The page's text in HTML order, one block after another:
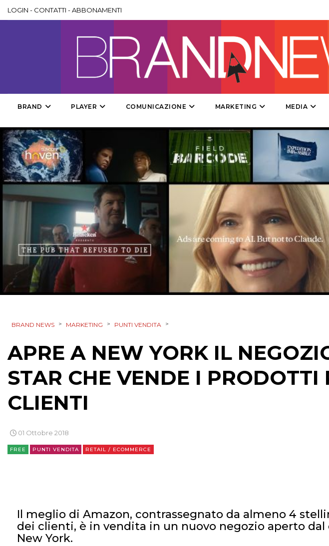
DESIGN
EVENTI
MOBILE
PROMOZIONI
PRODOTTI
PUNTI VENDITA
STRATEGIE
CINEMA
DIGITALE
RADIO / AUDIO
TV
PREVISIONI/SCENARI
LOGIN - CONTATTI -ABBONAMENTI
BRAND PLAYER COMUNICAZIONE MARKETING MEDIA
BRAND NEWS > MARKETING > PUNTI VENDITA >
APRE A NEW YORK IL
STAR CHE VENDE I
CLIENTI
01 Ottobre 2018
FREE PUNTI VENDITA RETAIL / ECOMMERCE
Il meglio di Amazon, contrassegnato da almeno 4
dei clienti, è in vendita in un nuovo negozio aperto dal
New York.